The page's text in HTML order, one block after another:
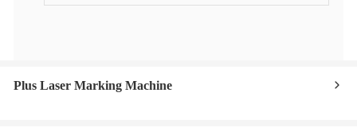
Plus Laser Marking Machine